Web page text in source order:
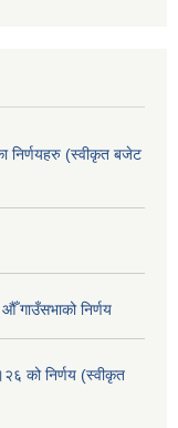
निर्णयहरु (स्वीकृत बजेट
गाउँसभाको निर्णय
को निर्णय (स्वीकृत